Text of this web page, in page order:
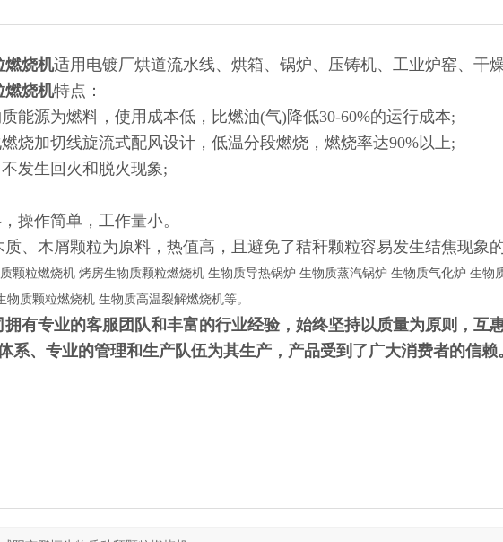
燃烧机适用电镀厂烘道流水线、烘箱、锅炉、压铸机、工业炉窑、干
燃烧机特点：
能源为燃料，使用成本低，比燃油(气)降低30-60%的运行成本;
烧加切线旋流式配风设计，低温分段燃烧，燃烧率达90%以上;
发生回火和脱火现象;
操作简单，工作量小。
、木屑颗粒为原料，热值高，且避免了秸秆颗粒容易发生结焦现象的
颗粒燃烧机 烤房生物质颗粒燃烧机 生物质导热锅炉 生物质蒸汽锅炉 生物质气化炉 生
物质颗粒燃烧机 生物质高温裂解燃烧机等。
有专业的客服团队和丰富的行业经验，始终坚持以质量为原则，
系、专业的管理和生产队伍为其生产，产品受到了广大消费者的信赖